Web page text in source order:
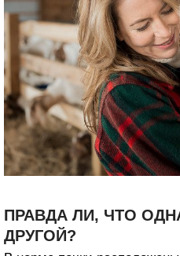
ПРАВДА ЛИ, ЧТО
ДРУГОЙ?